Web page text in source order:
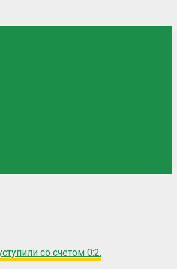
со счётом 0:2.